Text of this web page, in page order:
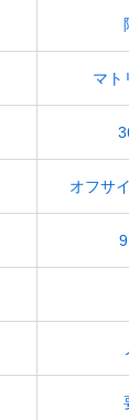
マト
オフサ